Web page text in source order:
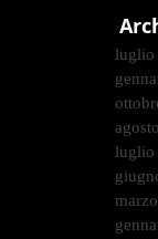
luglio
luglio